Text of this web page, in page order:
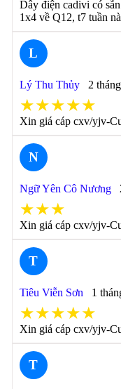
Dây điện cadivi có
1x4 về Q12, t7 tuần
L
Lý Thu Thủy 2
★★★★★
Xin giá cáp cxv/yjv-
N
Ngữ Yên Cô Nương
★★★
Xin giá cáp cxv/yjv-
T
Tiêu Viễn Sơn 1
★★★★★
Xin giá cáp cxv/yjv-
T